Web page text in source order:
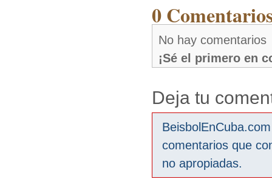
0
No hay comentarios
¡Sé el primero en
Deja tu
comentarios que
no apropiadas.